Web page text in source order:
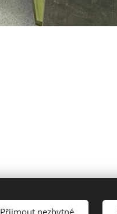
Přijmout nezbytné